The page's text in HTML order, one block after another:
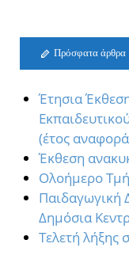
Πρόσφατα άρθρα
Έτησια
(έτος
Έκθεση
Oλοήμερο
Παιδαγωγική
Δημόσια
Τελετή λήξης